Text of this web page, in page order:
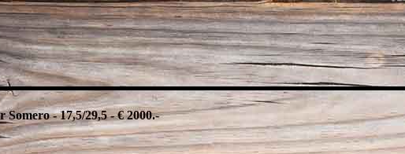
Somero - 17,5/29,5 - € 2000.-